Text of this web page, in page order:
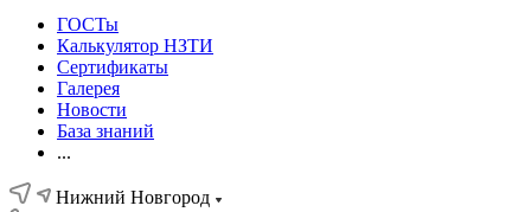
ГОСТы
Калькулятор НЗТИ
Сертификаты
Галерея
Новости
База знаний
...
Нижний Новгород